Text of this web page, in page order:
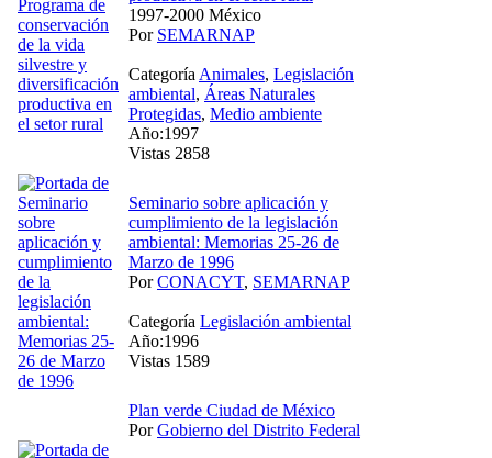
1997-2000 México
Por SEMARNAP
Categoría Animales, Legislación
ambiental, Áreas Naturales
Protegidas, Medio ambiente
Año:1997
Vistas 2858
Seminario sobre aplicación y
cumplimiento de la legislación
ambiental: Memorias 25-26 de
Marzo de 1996
PorCONACYT, SEMARNAP
Categoría Legislación ambiental
Año:1996
Vistas 1589
Plan verde Ciudad de México
PorGobierno del Distrito Federal